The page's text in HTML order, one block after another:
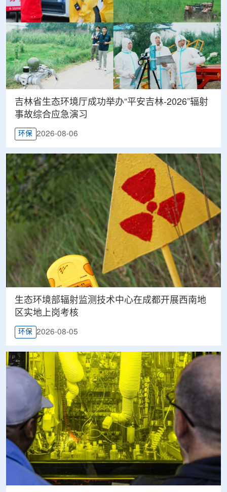
吉林省生态环境厅成功举办“平安吉林-2026”辐射
事故综合应急演习
环保 2026-08-06
生态环境部辐射监测技术中心在成都开展西南地
区实地上岗考核
环保 2026-08-05